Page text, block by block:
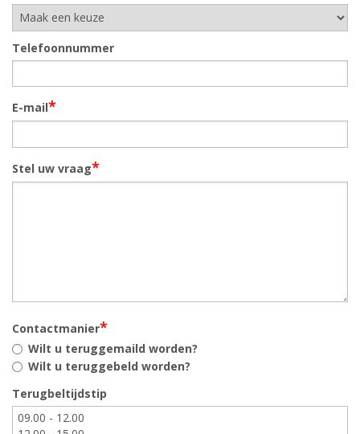
Telefoonnummer
E-mail*
Stel uw vraag*
Contactmanier*
Wilt u teruggemaild worden?
Wilt u teruggebeld worden?
Terugbeltijdstip